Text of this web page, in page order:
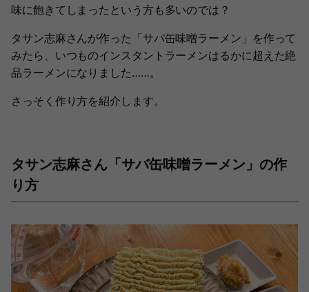
味に飽きてしまったという方も多いのでは？
タサン志麻さんが作った「サバ缶味噌ラーメン」を作って
みたら、いつものインスタントラーメンはるかに超えた絶
品ラーメンになりました……。
さっそく作り方を紹介します。
タサン志麻さん「サバ缶味噌ラーメン」の作
り方